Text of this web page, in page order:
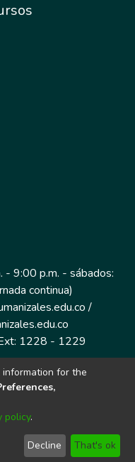
- 9:00 p.m. - sábados:
continua)
/
1228 - 1229
histórico, piso 1
por
for the
policy.
Decline That's ok